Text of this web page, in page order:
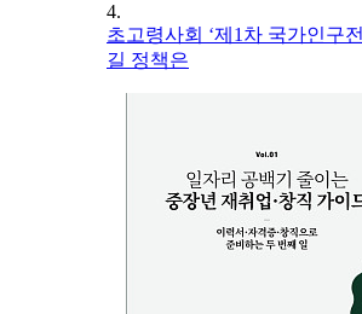
4.
초고령사회 ‘제1차 국가인구
길 정책은